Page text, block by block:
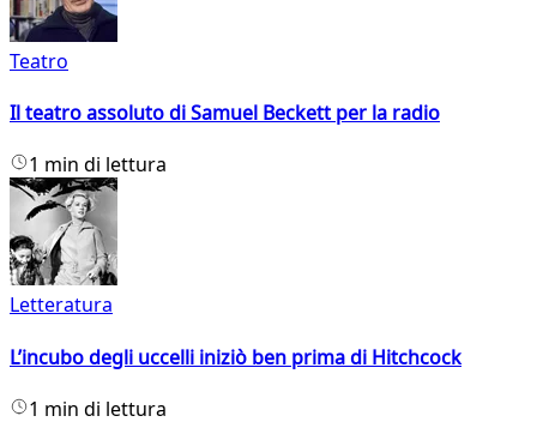
Teatro
Il teatro assoluto di Samuel Beckett per la radio
1 min di lettura
Letteratura
L’incubo degli uccelli iniziò ben prima di Hitchcock
1 min di lettura